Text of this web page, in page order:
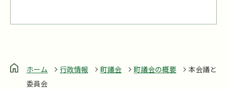
ホーム 行政情報 町議会 町議会の概要
本会議と
委員会